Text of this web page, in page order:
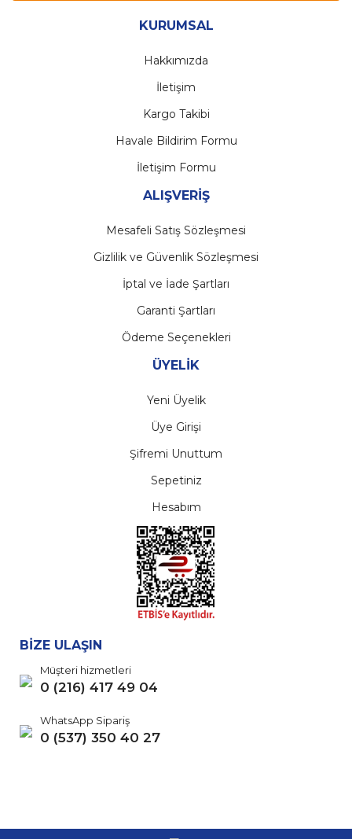
KURUMSAL
Hakkımızda
İletişim
Kargo Takibi
Havale Bildirim Formu
İletişim Formu
ALIŞVERİŞ
Mesafeli Satış Sözleşmesi
Gizlilik ve Güvenlik Sözleşmesi
İptal ve İade Şartları
Garanti Şartları
Ödeme Seçenekleri
ÜYELİK
Yeni Üyelik
Üye Girişi
Şifremi Unuttum
Sepetiniz
Hesabım
BİZE ULAŞIN
Müşteri hizmetleri
0 (216) 417 49 04
WhatsApp Sipariş
0 (537) 350 40 27